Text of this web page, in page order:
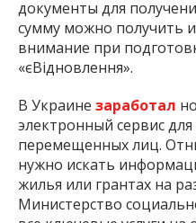
документы для
сумму можно получить
внимание при
«єВідновлення».
В Украине заработал
электронный сервис
перемещенных лиц.
нужно искать
жилья или грантах на
Министерство